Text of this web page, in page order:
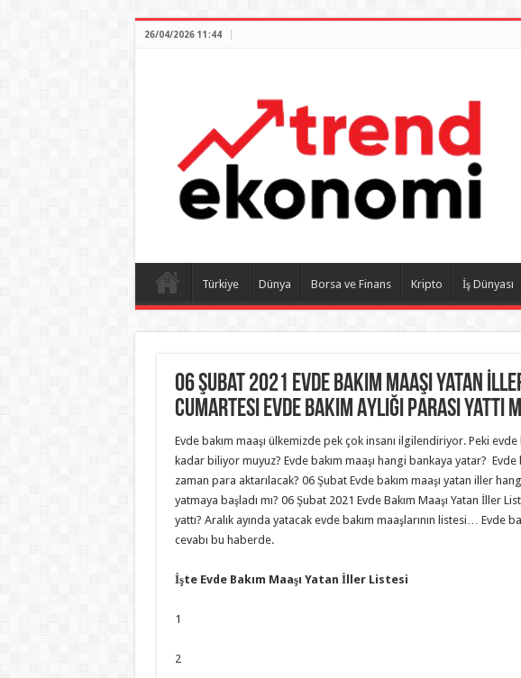
26/04/2026 11:44
Türkiye Dünya Borsa ve Finans Kripto İş Dünyası
06 Şubat 2021 Evde Bakım Maaşı Yatan
Cumartesi Evde Bakım Aylığı Parası Yattı
Evde bakım maaşı ülkemizde pek çok insanı ilgilendiriyor. Peki
kadar biliyor muyuz? Evde bakım maaşı hangi bankaya yatar? Evde
zaman para aktarılacak? 06 Şubat Evde bakım maaşı yatan iller
yatmaya başladı mı? 06 Şubat 2021 Evde Bakım Maaşı Yatan İller
yattı? Aralık ayında yatacak evde bakım maaşlarının listesi… Evde
cevabı bu haberde.
İşte Evde Bakım Maaşı Yatan İller Listesi
1
2